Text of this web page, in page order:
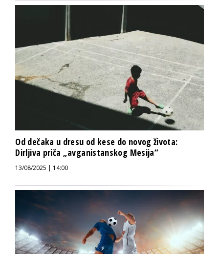
Od dečaka u dresu od kese do novog života:
Dirljiva priča „avganistanskog Mesija“
13/08/2025 | 14:00